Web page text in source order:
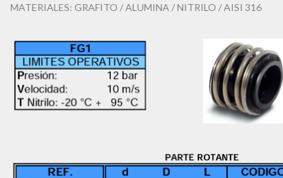
MATERIALES: GRAFITO / ALUMINA / NITRILO / AISI 316